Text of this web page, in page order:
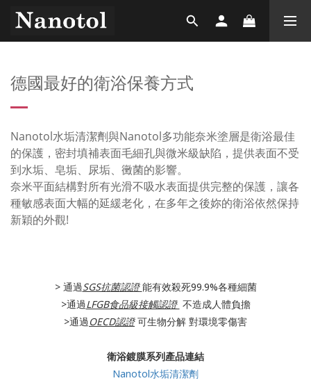
德國最好的衛浴保養方式
Nanotol水垢清潔劑與Nanotol多功能奈米塗層是衛浴最佳
的保護，密封填補表面毛細孔與微米級缺陷，提供表面不受
到水垢、皂垢、尿垢、黴菌的影響。
奈米平面結構對所有光滑不吸水表面提供完整的保護，讓各
種敏感表面大幅的延緩老化，在多年之後妳的衛浴依然保持
新穎的外觀!
> 通過SGS抗菌認證能有效殺死99.9%各種細菌
>通過LFGB食品級接觸認證 不造成人體負擔
>通過OECD認證可生物分解 對環境零傷害
衛浴鍍膜系列產品連結
Nanotol水垢清潔劑